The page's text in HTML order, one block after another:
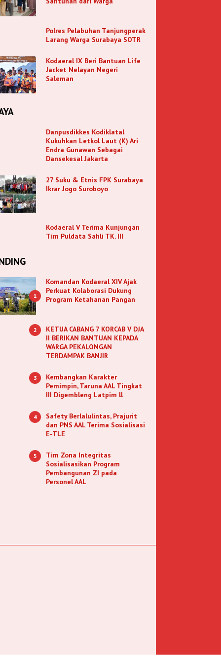
Polres Pelabuhan Tanjungperak
Larang Warga Surabaya SOTR
Kodaeral IX Beri Bantuan Life
Jacket Nelayan Negeri
Saleman
Danpusdikkes Kodiklatal
Kukuhkan Letkol Laut (K) Ari
Endra Gunawan Sebagai
Dansekesal Jakarta
27 Suku & Etnis FPK Surabaya
Ikrar Jogo Suroboyo
Kodaeral V Terima Kunjungan
Tim Puldata Sahli TK. III
1
Komandan Kodaeral XIV Ajak
Perkuat Kolaborasi Dukung
Program Ketahanan Pangan
2
KETUA CABANG 7 KORCAB V DJA
II BERIKAN BANTUAN KEPADA
WARGA PEKALONGAN
TERDAMPAK BANJIR
3
Kembangkan Karakter
Pemimpin, Taruna AAL Tingkat
III Digembleng Latpim ll
4
Safety Berlalulintas, Prajurit
dan PNS AAL Terima Sosialisasi
E-TLE
5
Tim Zona Integritas
Sosialisasikan Program
Pembangunan ZI pada
Personel AAL